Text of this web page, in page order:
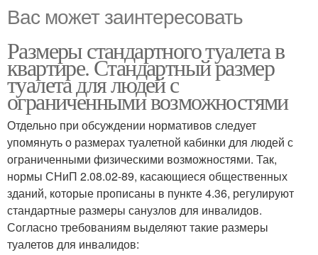
Вас может заинтересовать
Размеры стандартного туалета в
квартире. Стандартный размер
туалета для людей с
ограниченными возможностями
Отдельно при обсуждении нормативов следует
упомянуть о размерах туалетной кабинки для людей с
ограниченными физическими возможностями. Так,
нормы СНиП 2.08.02-89, касающиеся общественных
зданий, которые прописаны в пункте 4.36, регулируют
стандартные размеры санузлов для инвалидов.
Согласно требованиям выделяют такие размеры
туалетов для инвалидов: